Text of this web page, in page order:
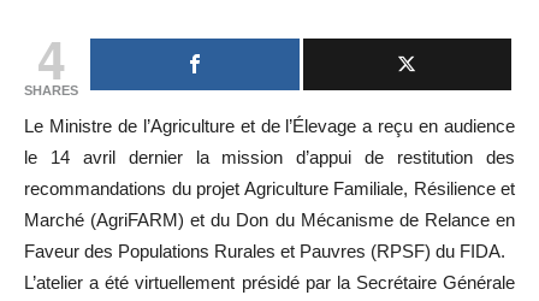
4
SHARES
Le Ministre de l’Agriculture et de l’Élevage a reçu en audience
le 14 avril dernier la mission d’appui de restitution des
recommandations du projet Agriculture Familiale, Résilience et
Marché (AgriFARM) et du Don du Mécanisme de Relance en
Faveur des Populations Rurales et Pauvres (RPSF) du FIDA.
L’atelier a été virtuellement présidé par la Secrétaire Générale